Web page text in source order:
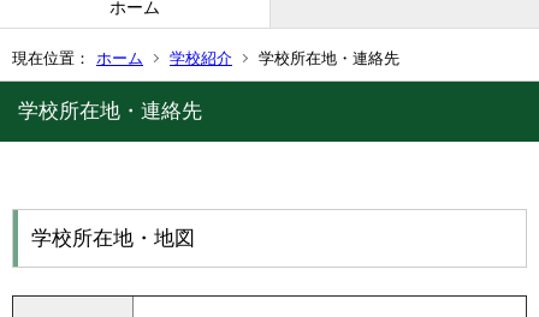
ホーム
現在位置： ホーム 学校紹介 学校所在地・連絡先
学校所在地・連絡先
学校所在地・地図